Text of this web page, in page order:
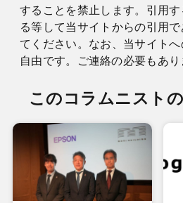
することを禁止します。引用
る等して当サイトからの引用
てください。なお、当サイト
自由です。ご連絡の必要もあり
このコラムニスト